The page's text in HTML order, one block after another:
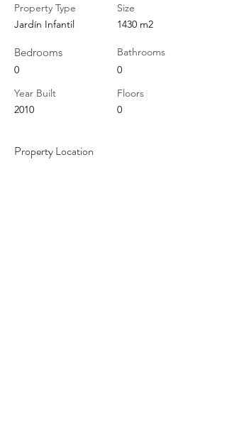
Property Type
Jardín Infantil
Bedrooms
0
Year Built
2010
Size
1430 m2
Bathrooms
0
Floors
0
Property Location